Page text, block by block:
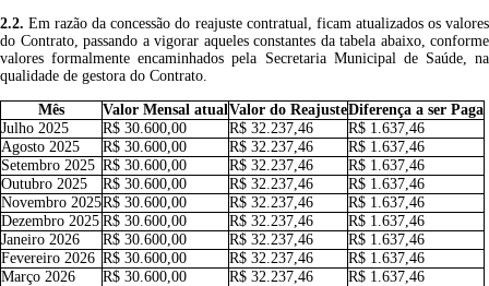
2.2. Em razão da concessão do reajuste contratual, ficam atualizados os valores
do Contrato, passando a vigorar aqueles constantes da tabela abaixo, conforme
valores formalmente encaminhados pela Secretaria Municipal de Saúde, na
qualidade de gestora do Contrato.
Mês Valor Mensal atualValor do ReajusteDiferença a ser Paga
Julho 2025
R$ 30.600,00 R$ 32.237,46
R$ 1.637,46
Agosto 2025
R$ 30.600,00 R$ 32.237,46
R$ 1.637,46
Setembro 2025 R$ 30.600,00 R$ 32.237,46
R$ 1.637,46
Outubro 2025
R$ 30.600,00 R$ 32.237,46
R$ 1.637,46
Novembro 2025R$ 30.600,00 R$ 32.237,46
R$ 1.637,46
Dezembro 2025 R$ 30.600,00 R$ 32.237,46
R$ 1.637,46
Janeiro 2026
R$ 30.600,00 R$ 32.237,46
R$ 1.637,46
Fevereiro 2026 R$ 30.600,00 R$ 32.237,46
R$ 1.637,46
Março 2026
R$ 30.600,00 R$ 32.237,46
R$ 1.637,46